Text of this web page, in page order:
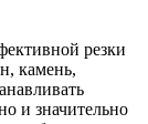
резки
камень,
и значительно